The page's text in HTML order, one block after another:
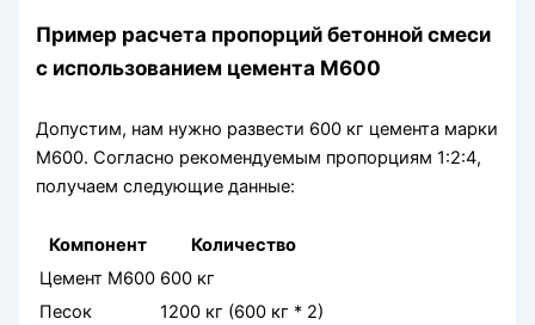
Пример расчета пропорций бетонной смеси
с использованием цемента М600
Допустим, нам нужно развести 600 кг цемента марки
М600. Согласно рекомендуемым пропорциям 1:2:4,
получаем следующие данные:
Компонент
Количество
Цемент М600 600 кг
Песок
1200 кг (600 кг * 2)